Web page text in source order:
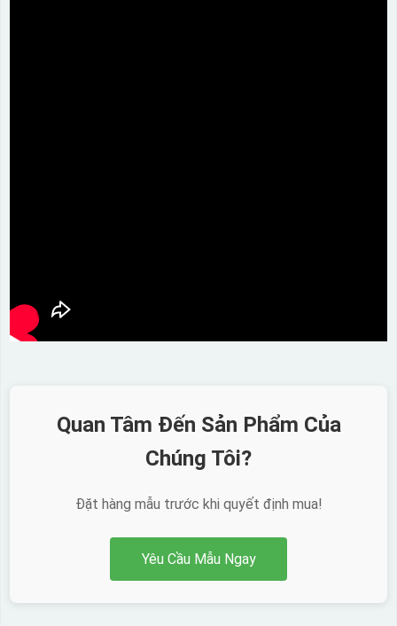
Quan Tâm Đến Sản Phẩm Của
Chúng Tôi?
Đặt hàng mẫu trước khi quyết định mua!
Yêu Cầu Mẫu Ngay